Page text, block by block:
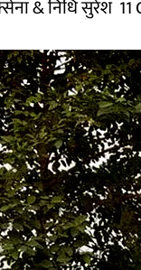
& निधि सुरेश